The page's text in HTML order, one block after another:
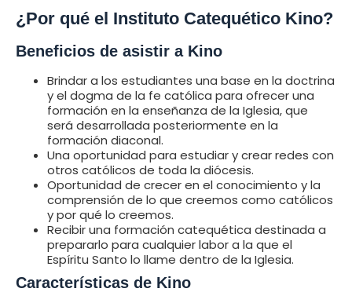
¿Por qué el Instituto Catequético Kino?
Beneficios de asistir a Kino
Brindar a los estudiantes una base en la doctrina
y el dogma de la fe católica para ofrecer una
formación en la enseñanza de la Iglesia, que
será desarrollada posteriormente en la
formación diaconal.
Una oportunidad para estudiar y crear redes con
otros católicos de toda la diócesis.
Oportunidad de crecer en el conocimiento y la
comprensión de lo que creemos como católicos
y por qué lo creemos.
Recibir una formación catequética destinada a
prepararlo para cualquier labor a la que el
Espíritu Santo lo llame dentro de la Iglesia.
Características de Kino